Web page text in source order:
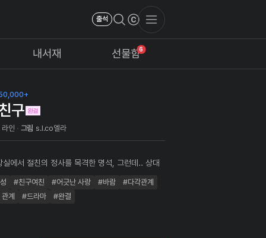
출석
내서재 6
선물함
구
라인 그림 s.l.co엘라
실에서 절친의 정사를 목격한 명석, 그런데.. 상대
암캐처럼 절친의 성기를 빠는 모습을 보고 발기하
정의 순간 그녀와 눈이 마주친다..
#친구여친 #어긋난 사랑 #바람
#다각관계
계
#드라마 #완결